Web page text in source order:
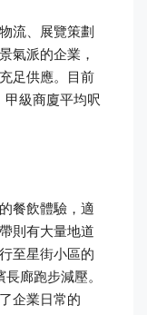
流、展覽策劃
氣派的企業，
足供應。目前
甲級商廈平均呎
餐飲體驗，適
則有大量地道
至星街小區的
廊跑步減壓。
企業日常的